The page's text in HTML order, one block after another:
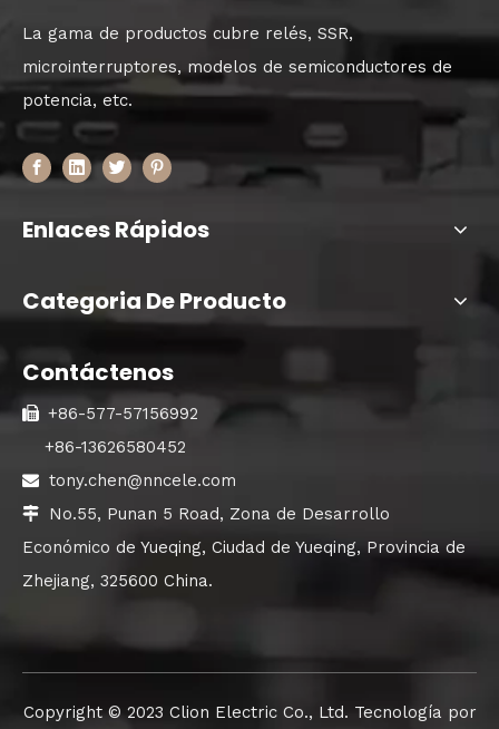
La gama de productos cubre relés, SSR,
microinterruptores, modelos de semiconductores de
potencia, etc.
Enlaces Rápidos
Categoria De Producto
Contáctenos
 +86-577-57156992
+86-13626580452
 tony.chen@nncele.com

No.55, Punan 5 Road, Zona de Desarrollo
Económico de Yueqing, Ciudad de Yueqing, Provincia de
Zhejiang, 325600 China.
Copyright ©️ 2023 Clion Electric Co., Ltd. Tecnología por